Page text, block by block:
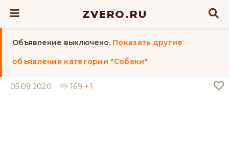
ZVERO.RU
Объявление выключено. Показать другие
объявления категории "Собаки"
05.09.2020 169 +1